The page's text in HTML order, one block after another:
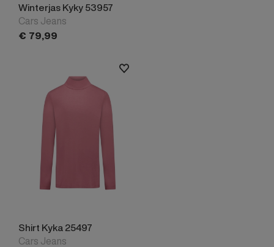
Winterjas Kyky 53957
Cars Jeans
€ 79,99
Shirt Kyka 25497
Cars Jeans